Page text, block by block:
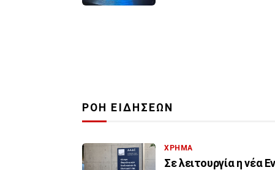
ΡΟΗ ΕΙΔΗΣΕΩΝ
ΧΡΗΜΑ
Σε λειτουργία η νέα